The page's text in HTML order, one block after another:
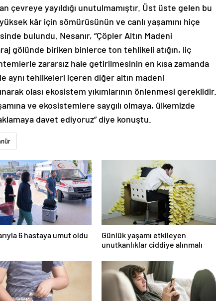
çevreye yayıldığı unutulmamıştır. Üst üste gelen bu
kâr için sömürüsünün ve canlı yaşamını hiçe
bulundu. Nesanır, “Çöpler Altın Madeni
gölünde biriken binlerce ton tehlikeli atığın, liç
zararsız hale getirilmesinin en kısa zamanda
aynı tehlikeleri içeren diğer altın madeni
olası ekosistem yıkımlarının önlenmesi gereklidir.
ve ekosistemlere saygılı olmaya, ülkemizde
davet ediyoruz” diye konuştu.
6 hastaya umut oldu
Günlük yaşamı etkileyen
unutkanlıklar ciddiye alınmalı